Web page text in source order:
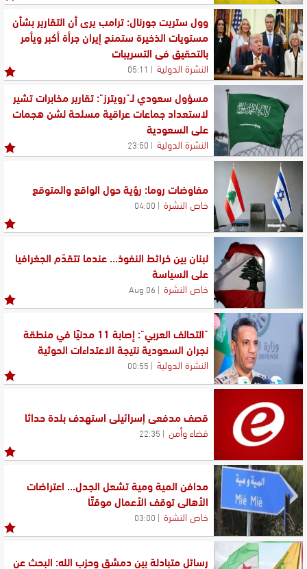
وول ستريت جورنال: ترامب يرى أن التقارير بشأن
مستويات الذخيرة ستمنح إيران جرأة أكبر ويأمر
بالتحقيق في التسريبات
النشرة الدولية 05:11
مسؤول سعودي لـ"رويترز": تقارير مخابرات تشير
لاستعداد جماعات عراقية مسلحة لشن هجمات
على السعودية
النشرة الدولية 23:50
مفاوضات روما: رؤية حول الواقع والمتوقع
خاص النشرة 04:00
لبنان بين خرائط النفوذ... عندما تتقدّم الجغرافيا
على السياسة
خاص النشرة 06 Aug
"التحالف العربي": إصابة 11 مدنيًا في منطقة
نجران السعودية نتيجة الاعتداءات الحوثية
النشرة الدولية 00:55
قصف مدفعي إسرائيلي استهدف بلدة حداثا
قضاء وأمن 22:35
مدافن المية ومية تشعل الجدل... اعتراضات
الأهالي توقف الأعمال موقتًا
خاص النشرة 03:00
رسائل متبادلة بين دمشق وحزب الله: البحث عن